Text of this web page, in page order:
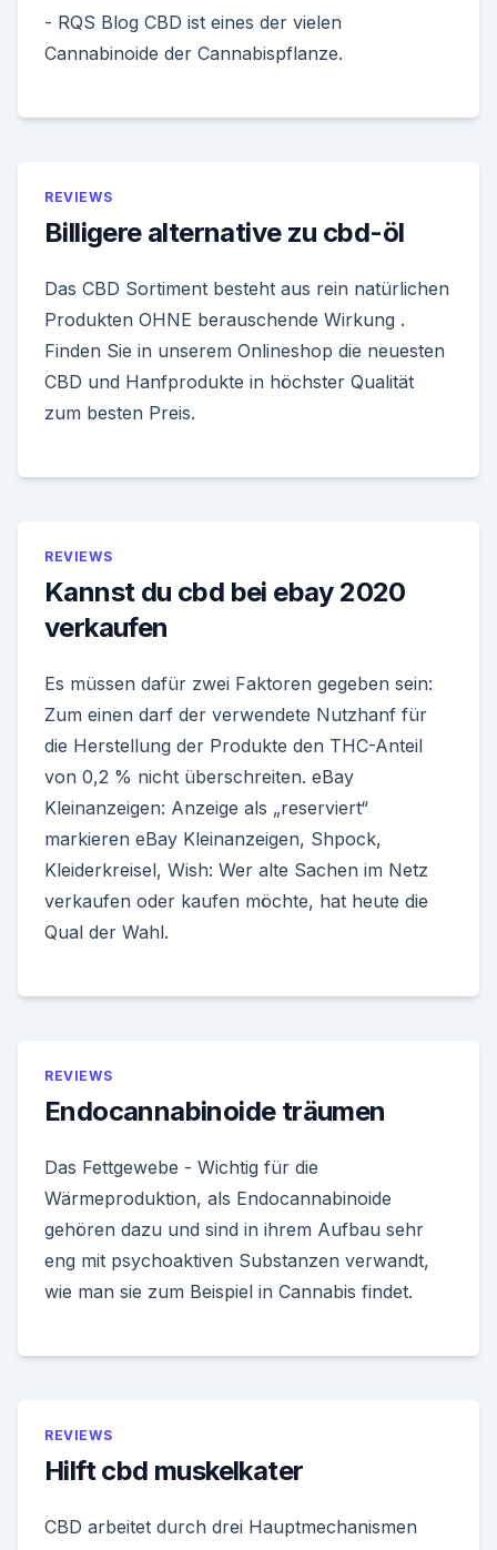
- RQS Blog CBD ist eines der vielen
Cannabinoide der Cannabispflanze.
REVIEWS
Billigere alternative zu cbd-öl
Das CBD Sortiment besteht aus rein natürlichen
Produkten OHNE berauschende Wirkung .
Finden Sie in unserem Onlineshop die neuesten
CBD und Hanfprodukte in höchster Qualität
zum besten Preis.
REVIEWS
Kannst du cbd bei ebay 2020
verkaufen
Es müssen dafür zwei Faktoren gegeben sein:
Zum einen darf der verwendete Nutzhanf für
die Herstellung der Produkte den THC-Anteil
von 0,2 % nicht überschreiten. eBay
Kleinanzeigen: Anzeige als „reserviert“
markieren eBay Kleinanzeigen, Shpock,
Kleiderkreisel, Wish: Wer alte Sachen im Netz
verkaufen oder kaufen möchte, hat heute die
Qual der Wahl.
REVIEWS
Endocannabinoide träumen
Das Fettgewebe - Wichtig für die
Wärmeproduktion, als Endocannabinoide
gehören dazu und sind in ihrem Aufbau sehr
eng mit psychoaktiven Substanzen verwandt,
wie man sie zum Beispiel in Cannabis findet.
REVIEWS
Hilft cbd muskelkater
CBD arbeitet durch drei Hauptmechanismen